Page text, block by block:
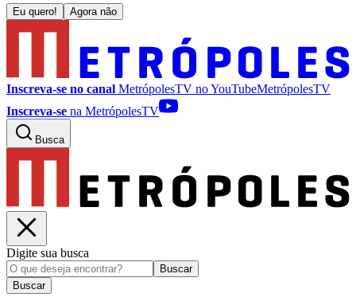
Eu quero! Agora não
Inscreva-se no canal MetrópolesTV noYouTubeMetrópolesTV
Inscreva-se na MetrópolesTV
Busca
Digite sua busca
Buscar
Buscar